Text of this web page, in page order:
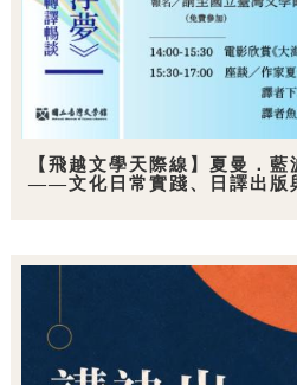
【飛越文學天際線】夏曼．藍
——文化日常實踐、日譯出版